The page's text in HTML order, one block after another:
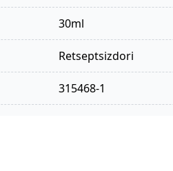
30ml
retseptsizdori
315468-1